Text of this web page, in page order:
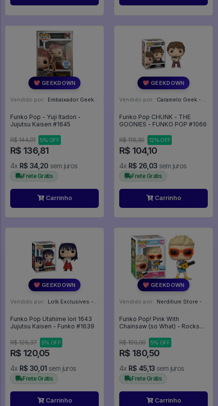
💖 GEEKDOWN
Vendido por: Embaixador Geek - SP
Funko Pop - Yuji Itadori -
Jujutsu Kaisen #1645
R$ 144,01 5% OFF
R$ 136,81
4x R$ 34,20 sem juros
Frete Grátis
Carrinho
💖 GEEKDOWN
Vendido por: Caramelo Geek - DF
Funko Pop CHUNK - THE
GOONIES - FUNKO POP #1066
R$ 118,30 12% OFF
R$ 104,10
4x R$ 26,03 sem juros
Frete Grátis
Carrinho
💖 GEEKDOWN
Vendido por: Lolk Exclusives - SP
Funko Pop Utahime Iori 1643
Jujutsu Kaisen - Funko #1639
R$ 126,37 5% OFF
R$ 120,05
4x R$ 30,01 sem juros
Frete Grátis
Carrinho
💖 GEEKDOWN
Vendido por: Nerdilium Store - SP
Funko Pop! Pink With
Chainsaw (so What) - Rocks
R$ 190,00
5% OFF
R$ 180,50
4x R$ 45,13 sem juros
Frete Grátis
Carrinho